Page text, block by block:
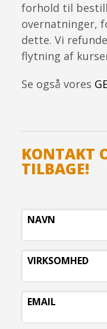
forhold til
overnatninger,
dette. Vi
flytning af
Se også vores
KONTAKT
TILBAGE!
NAVN
VIRKSOMHED
EMAIL